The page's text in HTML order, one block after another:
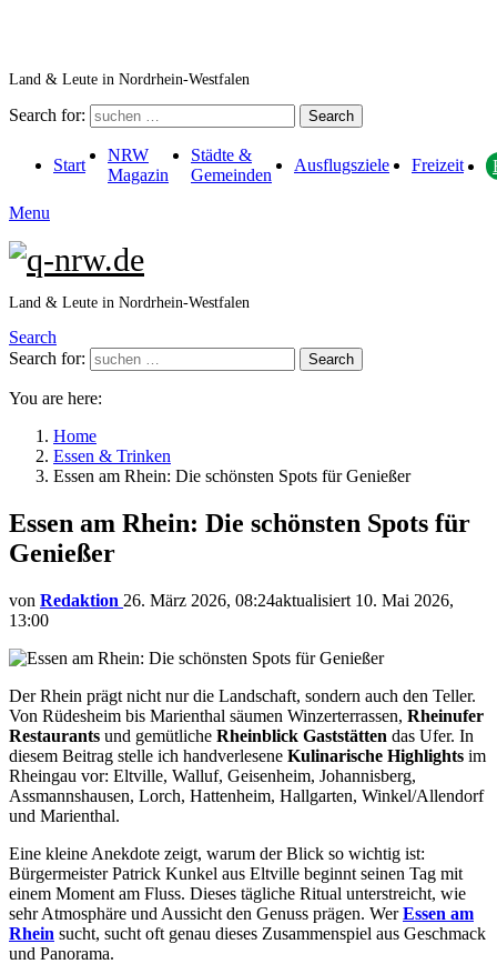
Land & Leute in Nordrhein-Westfalen
Search for: Search
Start
NRW
Magazin
Städte &
Gemeinden
Ausflugsziele Freizeit
Menu
Land & Leute in Nordrhein-Westfalen
Search
Search for:
Search
You are here:
Home
Essen & Trinken
Essen am Rhein: Die schönsten Spots für Genießer
Essen am Rhein: Die schönsten Spots für
Genießer
von Redaktion 26. März 2026, 08:24aktualisiert 10. Mai 2026,
13:00
Der Rhein prägt nicht nur die Landschaft, sondern auch den Teller.
Von Rüdesheim bis Marienthal säumen Winzerterrassen, Rheinufer
Restaurants und gemütliche Rheinblick Gaststätten das Ufer. In
diesem Beitrag stelle ich handverlesene Kulinarische Highlights im
Rheingau vor: Eltville, Walluf, Geisenheim, Johannisberg,
Assmannshausen, Lorch, Hattenheim, Hallgarten, Winkel/Allendorf
und Marienthal.
Eine kleine Anekdote zeigt, warum der Blick so wichtig ist:
Bürgermeister Patrick Kunkel aus Eltville beginnt seinen Tag mit
einem Moment am Fluss. Dieses tägliche Ritual unterstreicht, wie
sehr Atmosphäre und Aussicht den Genuss prägen. WerEssen am
Rhein sucht, sucht oft genau dieses Zusammenspiel aus Geschmack
und Panorama.